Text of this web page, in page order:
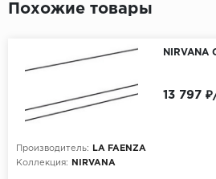
Похожие товары
NIRVANA
Производитель:
LA FAENZA
Коллекция:
NIRVANA
13 797